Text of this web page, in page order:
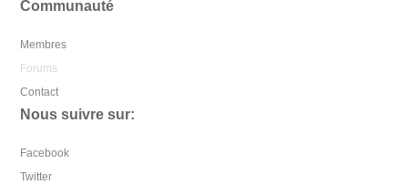
Communauté
Membres
Forums
Contact
Nous suivre sur:
Facebook
Twitter